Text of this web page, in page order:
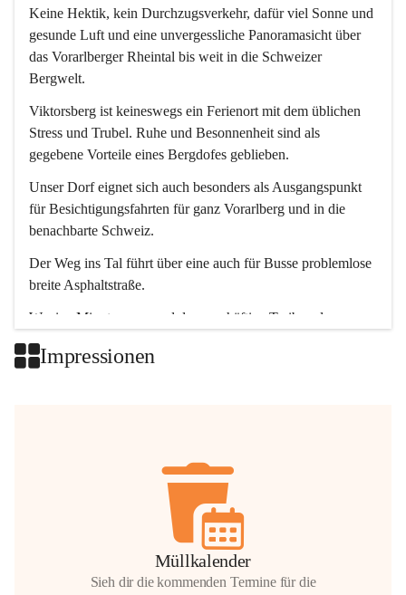
Keine Hektik, kein Durchzugsverkehr, dafür viel Sonne und
gesunde Luft und eine unvergessliche Panoramasicht über
das Vorarlberger Rheintal bis weit in die Schweizer
Bergwelt.
Viktorsberg ist keineswegs ein Ferienort mit dem üblichen
Stress und Trubel. Ruhe und Besonnenheit sind als
gegebene Vorteile eines Bergdofes geblieben.
Unser Dorf eignet sich auch besonders als Ausgangspunkt
für Besichtigungsfahrten für ganz Vorarlberg und in die
benachbarte Schweiz.
Der Weg ins Tal führt über eine auch für Busse problemlose
breite Asphaltstraße.
Wenige Minuten nur, und das geschäftige Treiben der
Impressionen
Müllkalender
Sieh dir die kommenden Termine für die